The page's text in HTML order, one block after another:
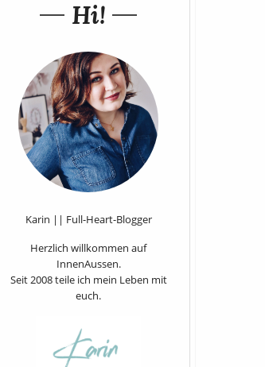
Hi!
Karin || Full-Heart-Blogger
Herzlich willkommen auf
InnenAussen.
Seit 2008 teile ich mein Leben mit
euch.